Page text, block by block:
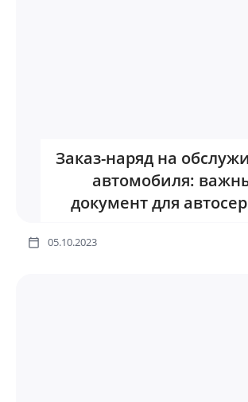
Заказ-наряд на
автомобиля:
документ для
05.10.2023